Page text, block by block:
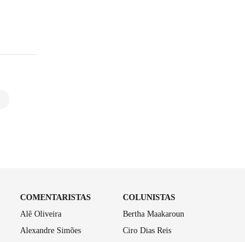
COMENTARISTAS
Alê Oliveira
Alexandre Simões
COLUNISTAS
Bertha Maakaroun
Ciro Dias Reis